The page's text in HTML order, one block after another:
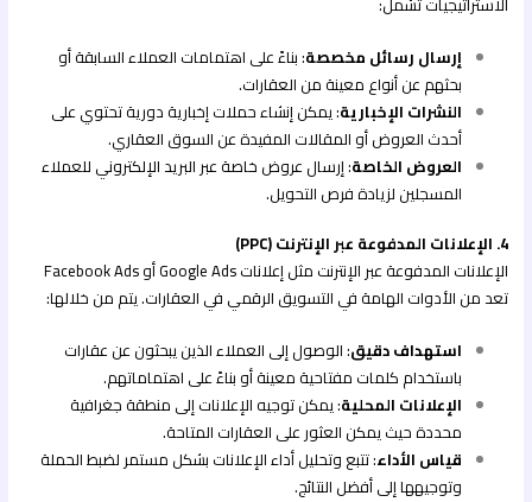
إرسال رسائل مخصصة: بناءً على اهتمامات العملاء السابقة أو
بحثهم عن أنواع معينة من العقارات.
النشرات الإخبارية: يمكن إنشاء حملات إخبارية دورية تحتوي على
أحدث العروض أو المقالات المفيدة عن السوق العقاري.
العروض الخاصة: إرسال عروض خاصة عبر البريد الإلكتروني للعملاء
المسجلين لزيادة فرص التحويل.
4. الإعلانات المدفوعة عبر الإنترنت (PPC)
الإعلانات المدفوعة عبر الإنترنت مثل إعلانات Google Ads أو Facebook Ads
تعد من الأدوات الهامة في التسويق الرقمي في العقارات. يتم من خلالها:
استهداف دقيق: الوصول إلى العملاء الذين يبحثون عن عقارات
باستخدام كلمات مفتاحية معينة أو بناءً على اهتماماتهم.
الإعلانات المحلية: يمكن توجيه الإعلانات إلى منطقة جغرافية
محددة حيث يمكن العثور على العقارات المتاحة.
قياس الأداء: تتبع وتحليل أداء الإعلانات بشكل مستمر لضبط الحملة
وتوجيهها إلى أفضل النتائج.